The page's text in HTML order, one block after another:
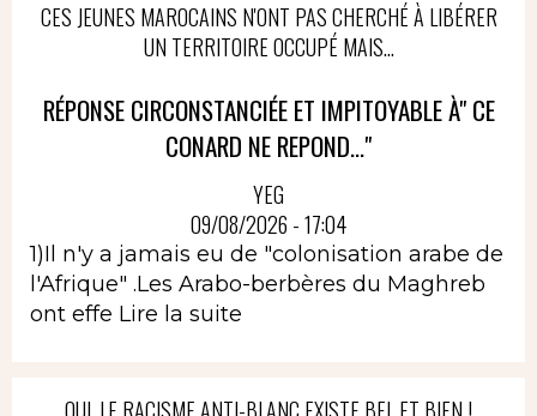
CES JEUNES MAROCAINS N'ONT PAS CHERCHÉ À LIBÉRER
UN TERRITOIRE OCCUPÉ MAIS...
RÉPONSE CIRCONSTANCIÉE ET IMPITOYABLE À" CE
CONARD NE REPOND..."
YEG
09/08/2026 - 17:04
1)Il n'y a jamais eu de "colonisation arabe de
l'Afrique" .Les Arabo-berbères du Maghreb
ont effe Lire la suite
OUI, LE RACISME ANTI-BLANC EXISTE BEL ET BIEN !